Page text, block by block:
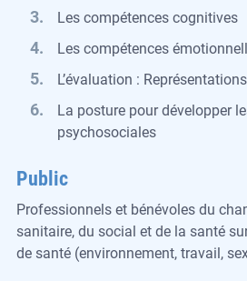
Les compétences cognitives
Les compétences
L’évaluation :
La posture pour développer
psychosociales
Public
Professionnels et bénévoles du
sanitaire, du social et de la santé
de santé (environnement, travail,